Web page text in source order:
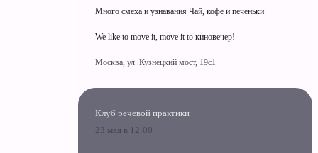
Много смеха и узнавания Чай, кофе и печеньки
We like to move it, move it to киновечер!
Москва, ул. Кузнецкий мост, 19c1
Клуб речевой практики
23 мая в 12:00